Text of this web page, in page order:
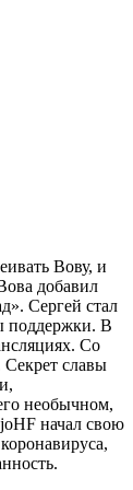
Вову, и
добавил
Сергей стал
поддержки. В
Со
славы
необычном,
начал свою